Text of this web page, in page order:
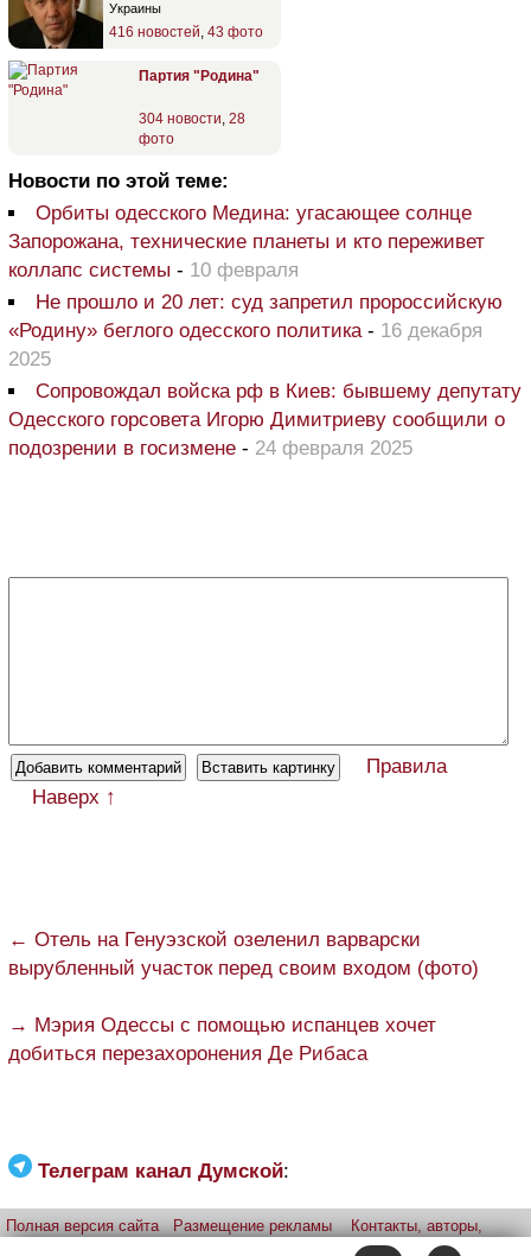
Украины
416 новостей, 43 фото
Партия "Родина"
304 новости, 28
фото
Новости по этой теме:
Орбиты одесского Медина: угасающее солнце
Запорожана, технические планеты и кто переживет
коллапс системы - 10 февраля
Не прошло и 20 лет: суд запретил пророссийскую
«Родину» беглого одесского политика- 16 декабря
2025
Сопровождал войска рф в Киев: бывшему депутату
Одесского горсовета Игорю Димитриеву сообщили о
подозрении в госизмене - 24 февраля 2025
Правила
Наверх ↑
← Отель на Генуэзской озеленил варварски
вырубленный участок перед своим входом (фото)
→ Мэрия Одессы с помощью испанцев хочет
добиться перезахоронения Де Рибаса
Телеграм канал Думской:
Полная версия сайта Размещение рекламы
Контакты, авторы,